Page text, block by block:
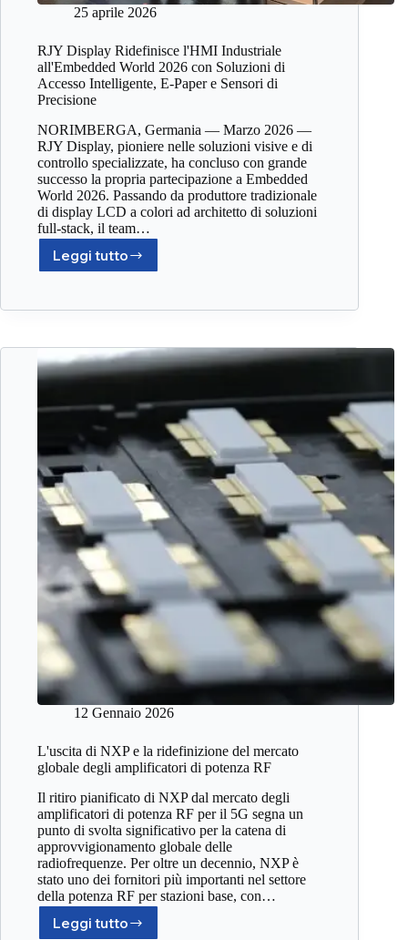
25 aprile 2026
RJY Display Ridefinisce l'HMI Industriale
all'Embedded World 2026 con Soluzioni di
Accesso Intelligente, E-Paper e Sensori di
Precisione
NORIMBERGA, Germania — Marzo 2026 —
RJY Display, pioniere nelle soluzioni visive e di
controllo specializzate, ha concluso con grande
successo la propria partecipazione a Embedded
World 2026. Passando da produttore tradizionale
di display LCD a colori ad architetto di soluzioni
full-stack, il team…
Leggi tutto
12 Gennaio 2026
L'uscita di NXP e la ridefinizione del mercato
globale degli amplificatori di potenza RF
Il ritiro pianificato di NXP dal mercato degli
amplificatori di potenza RF per il 5G segna un
punto di svolta significativo per la catena di
approvvigionamento globale delle
radiofrequenze. Per oltre un decennio, NXP è
stato uno dei fornitori più importanti nel settore
della potenza RF per stazioni base, con…
Leggi tutto